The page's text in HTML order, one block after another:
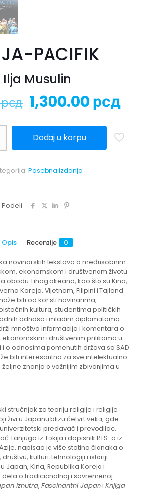
PACIFIK
Ilja Musulin
рсд Originalna
je
bila:
1,300.00рсд
je:
Dodaj u korpu
Posebna izdanja
Podeli
Opis Recenzije 0
novinarskih tekstova o međusobnim
ekonomskom i društvenom životu
obodu Tihog okeana, kao što su Kina,
Koreja, Vijetnam, Filipini i Tajland.
biti od koristi novinarima,
kultura, studentima političkih
odnosa i mladim diplomatama.
mnoštvo informacija i komentara o
ekonomskim i društvenim prilikama u
o odnosima pomenutih država sa SAD
biti interesantna za sve intelektualno
znanja o važnijim zbivanjima u
stručnjak za teoriju religije i religije
živi u Japanu blizu četvrt veka, gde
predavač i prevodilac.
Tanjuga iz Tokija i dopisnik RTS-a iz
napisao je više stotina članaka o
kulturi, tehnologiji i istoriji
Japan, Kina, Republika Koreja i
dela o tradicionalnoj i savremenoj
iznutra, Fascinantni Japani Knjiga